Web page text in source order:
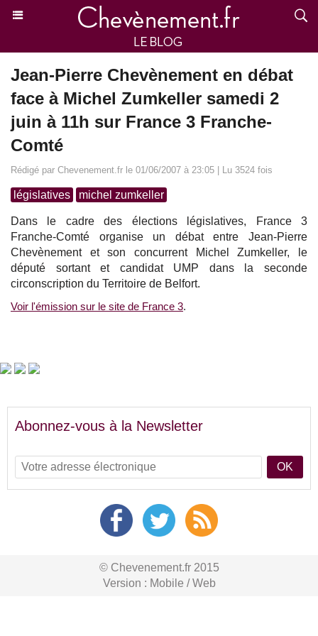
Jean-Pierre Chevènement en débat
face à Michel Zumkeller samedi 2
juin à 11h sur France 3 Franche-
Comté
Rédigé par Chevenement.fr le 01/06/2007 à 23:05 | Lu 3524 fois
législatives michel zumkeller
Dans le cadre des élections législatives, France 3
Franche-Comté organise un débat entre Jean-Pierre
Chevènement et son concurrent Michel Zumkeller, le
député sortant et candidat UMP dans la seconde
circonscription du Territoire de Belfort.
Voir l'émission sur le site de France 3.
Abonnez-vous à la Newsletter
OK
© Chevenement.fr 2015
Version : Mobile /Web